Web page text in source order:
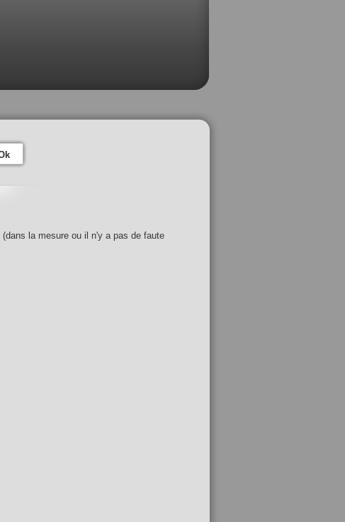
la mesure ou il n'y a pas de faute